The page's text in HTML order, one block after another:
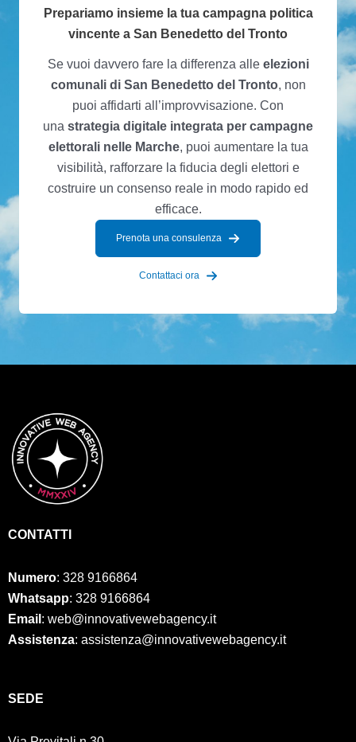
Prepariamo insieme la tua campagna politica
vincente a San Benedetto del Tronto
Se vuoi davvero fare la differenza alle elezioni
comunali di San Benedetto del Tronto, non
puoi affidarti all’improvvisazione. Con
una strategia digitale integrata per campagne
elettorali nelle Marche, puoi aumentare la tua
visibilità, rafforzare la fiducia degli elettori e
costruire un consenso reale in modo rapido ed
efficace.
Prenota una consulenza
Contattaci ora
CONTATTI
Numero: 328 9166864
Whatsapp: 328 9166864
Email : web@innovativewebagency.it
Assistenza: assistenza@innovativewebagency.it
SED E